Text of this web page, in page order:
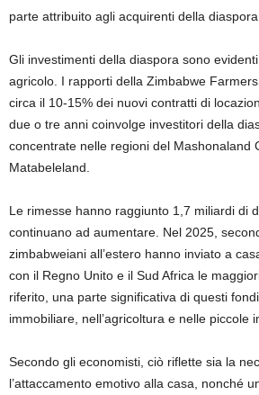
parte attribuito agli acquirenti della diaspora.
Gli investimenti della diaspora sono
agricolo. I rapporti della Zimbabwe
circa il 10-15% dei nuovi contratti di
due o tre anni coinvolge investitori della
concentrate nelle regioni del Mashonaland
Matabeleland.
Le rimesse hanno raggiunto 1,7 miliardi di
continuano ad aumentare. Nel 2025,
zimbabweiani all’estero hanno inviato a
con il Regno Unito e il Sud Africa le
riferito, una parte significativa di questi
immobiliare, nell’agricoltura e nelle piccole
Secondo gli economisti, ciò riflette sia la
l’attaccamento emotivo alla casa, nonché